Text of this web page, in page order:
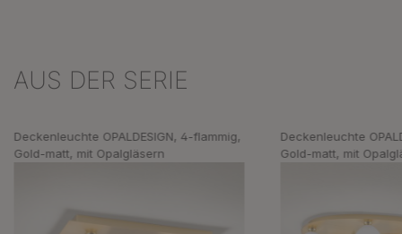
Produktgalerie überspringen
AUS DER SERIE
Deckenleuchte OPALDESIGN, 4-flammig,
Gold-matt, mit Opalgläsern
Deckenleuchte
Gold-matt, mit